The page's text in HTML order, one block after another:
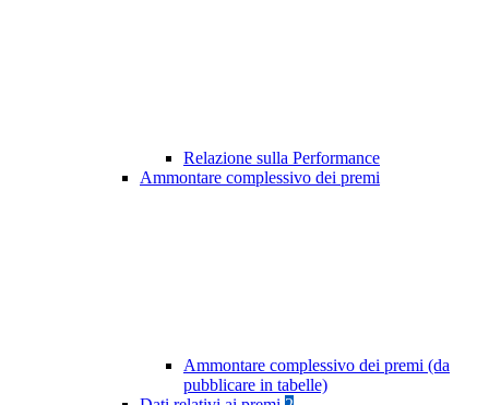
Relazione sulla Performance
Ammontare complessivo dei premi
Ammontare complessivo dei premi (da
pubblicare in tabelle)